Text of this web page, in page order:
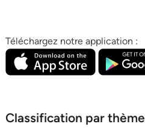
Téléchargez notre application :
Classification par thème